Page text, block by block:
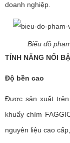
doanh nghiệp.
Biểu đồ
TÍNH NĂNG NỔI
Độ bền cao
Được sản xuất
khuấy chìm
nguyên liệu cao